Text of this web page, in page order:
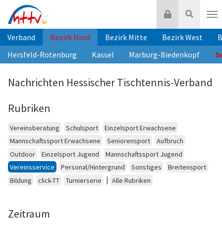
Inhalt
springen
Suche
Login
Verband Bezirk Nord Bezirk Mitte Bezirk West
Hersfeld-Rotenburg
Kassel Marburg-Biedenkopf
Nachrichten Hessischer Tischtennis-Verband
Rubriken
Vereinsberatung Schulsport
Einzelsport Erwachsene
Mannschaftssport Erwachsene
Seniorensport
Aufbruch
Outdoor
Einzelsport Jugend
Mannschaftssport Jugend
Vereinsservice
Personal/Hintergrund Sonstiges
Breitensport
Bildung
click-TT Turnierserie | Alle Rubriken
Zeitraum